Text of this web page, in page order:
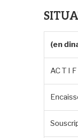
(en
AC T I F